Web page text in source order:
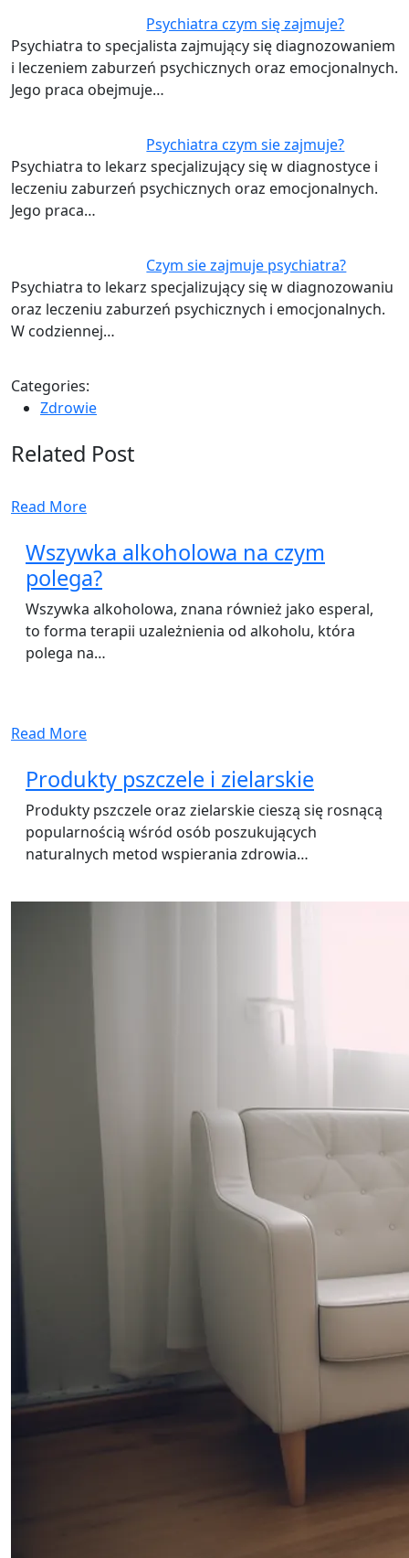
Psychiatra czym się zajmuje?
Psychiatra to specjalista zajmujący się diagnozowaniem
i leczeniem zaburzeń psychicznych oraz emocjonalnych.
Jego praca obejmuje…
Psychiatra czym sie zajmuje?
Psychiatra to lekarz specjalizujący się w diagnostyce i
leczeniu zaburzeń psychicznych oraz emocjonalnych.
Jego praca…
Czym sie zajmuje psychiatra?
Psychiatra to lekarz specjalizujący się w diagnozowaniu
oraz leczeniu zaburzeń psychicznych i emocjonalnych.
W codziennej…
Categories:
Zdrowie
Related Post
Read More
Wszywka alkoholowa na czym
polega?
Wszywka alkoholowa, znana również jako esperal,
to forma terapii uzależnienia od alkoholu, która
polega na…
Read More
Produkty pszczele i zielarskie
Produkty pszczele oraz zielarskie cieszą się rosnącą
popularnością wśród osób poszukujących
naturalnych metod wspierania zdrowia…